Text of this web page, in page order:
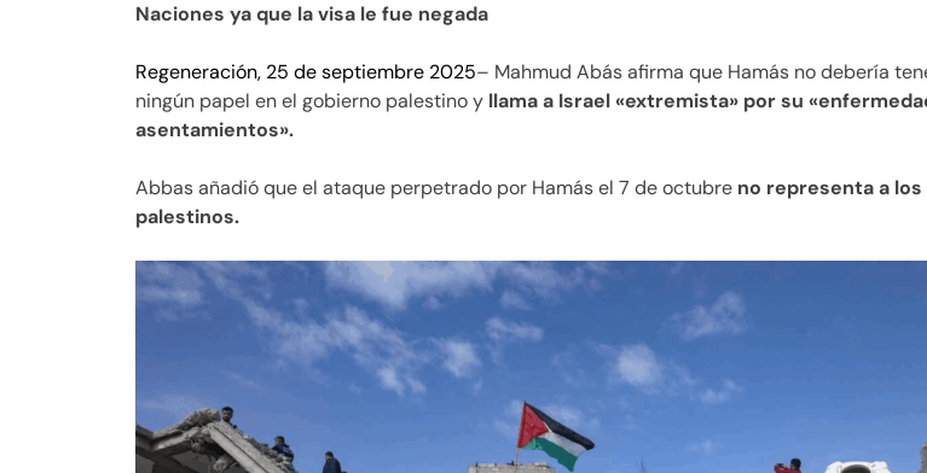
Naciones ya que la visa le fue negada
Regeneración, 25 de septiembre 2025– Mahmud Abás afirma que Hamás no debería
ningún papel en el gobierno palestino y llama a Israel «extremista» por su
asentamientos».
Abbas añadió que el ataque perpetrado por Hamás el 7 de octubre no representa a los
palestinos.